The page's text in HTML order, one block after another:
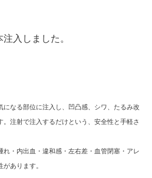
入しました。
になる部位に注入し、凹凸感、シワ、たるみ改
注射で注入するだけという、安全性と手軽さ
れ・内出血・違和感・左右差・血管閉塞・アレ
あります。